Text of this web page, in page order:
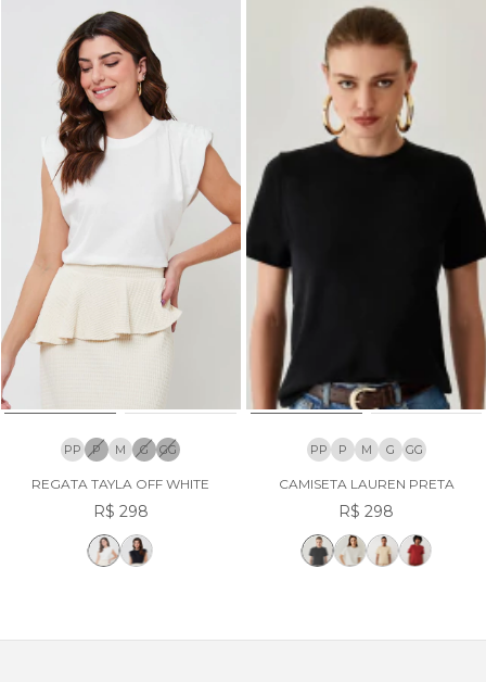
PP P M G GG
REGATA TAYLA OFF WHITE
R$ 298
PP P M G GG
CAMISETA LAUREN PRETA
R$ 298